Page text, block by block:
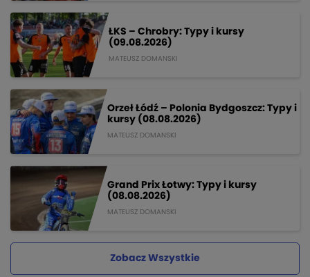
ŁKS – Chrobry: Typy i kursy
(09.08.2026)
MATEUSZ DOMANSKI
Orzeł Łódź – Polonia Bydgoszcz: Typy i
kursy (08.08.2026)
MATEUSZ DOMANSKI
Grand Prix Łotwy: Typy i kursy
(08.08.2026)
MATEUSZ DOMANSKI
Zobacz Wszystkie